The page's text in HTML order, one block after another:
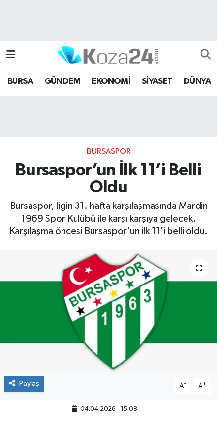
BURSA GÜNDEM EKONOMİ SİYASET DÜNYA
BURSASPOR
Bursaspor’un İlk 11’i Belli
Oldu
Bursaspor, ligin 31. hafta karşılaşmasında Mardin
1969 Spor Kulübü ile karşı karşıya gelecek.
Karşılaşma öncesi Bursaspor'un ilk 11'i belli oldu.
Paylaş A- A+
04.04.2026 - 15:08
Bursa Hava Durumu
Bursa Namaz Vakitleri
Son Dakika Haberleri
Haber Arşivi